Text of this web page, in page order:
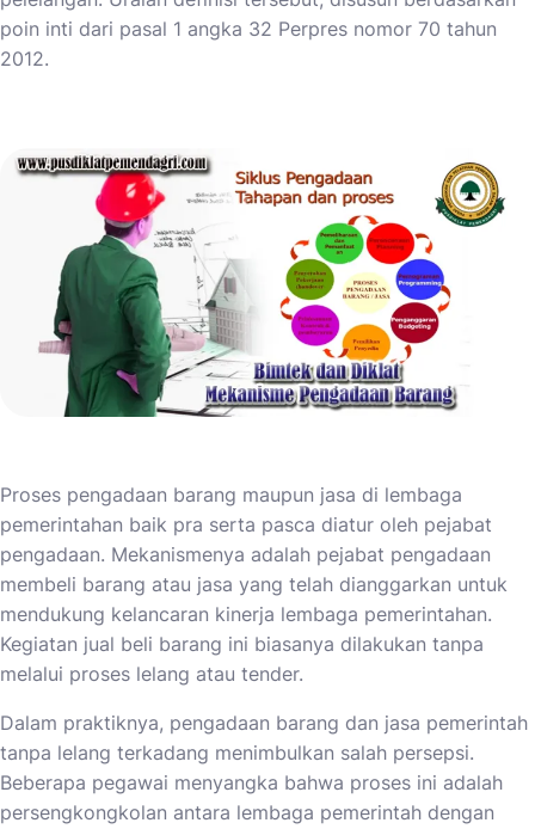
poin inti dari pasal 1 angka 32 Perpres nomor 70 tahun
2012.
Proses pengadaan barang maupun jasa di lembaga
pemerintahan baik pra serta pasca diatur oleh pejabat
pengadaan. Mekanismenya adalah pejabat pengadaan
membeli barang atau jasa yang telah dianggarkan untuk
mendukung kelancaran kinerja lembaga pemerintahan.
Kegiatan jual beli barang ini biasanya dilakukan tanpa
melalui proses lelang atau tender.
Dalam praktiknya, pengadaan barang dan jasa pemerintah
tanpa lelang terkadang menimbulkan salah persepsi.
Beberapa pegawai menyangka bahwa proses ini adalah
persengkongkolan antara lembaga pemerintah dengan